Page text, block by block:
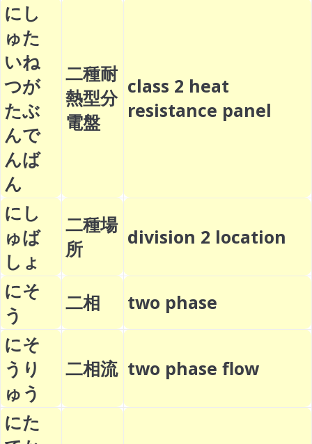
にし
ゅた
いね
つが
たぶ
んで
んば
ん
二種耐
熱型分
電盤
class 2 heat
resistance panel
にし
ゅば
しょ
二種場
所
division 2 location
にそ
う
二相
two phase
にそ
うり
ゅう
二相流 two phase flow
にた